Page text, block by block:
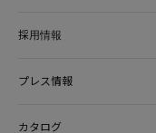
採用情報
プレス情報
カタログ